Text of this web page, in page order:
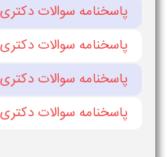
پاسخنامه سوالات دکتری
پاسخنامه سوالات دکتری
پاسخنامه سوالات دکتری
پاسخنامه سوالات دکتری